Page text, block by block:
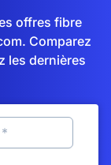
offres fibre
Comparez
les dernières